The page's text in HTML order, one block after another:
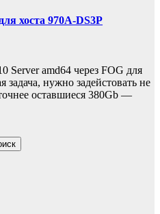
хоста 970A-DS3P
Server amd64 через FOG для
задача, нужно задейстовать не
оставшиеся 380Gb —